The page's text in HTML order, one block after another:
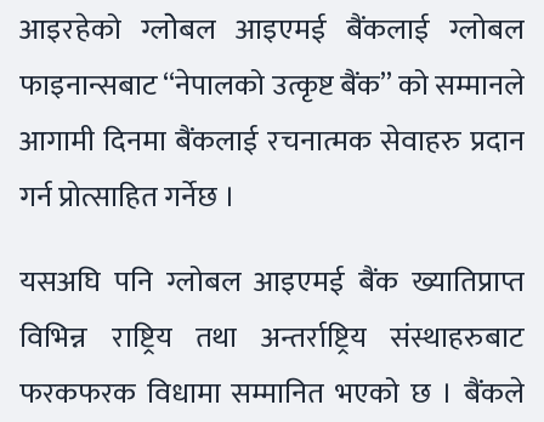
आइरहेको ग्लोेबल आइएमई बैंकलाई ग्लोबल
फाइनान्सबाट “नेपालको उत्कृष्ट बैंक” को सम्मानले
आगामी दिनमा बैंकलाई रचनात्मक सेवाहरु प्रदान
गर्न प्रोत्साहित गर्नेछ ।
यसअघि पनि ग्लोबल आइएमई बैंक ख्यातिप्राप्त
विभिन्न राष्ट्रिय तथा अन्तर्राष्ट्रिय संस्थाहरुबाट
फरकफरक विधामा सम्मानित भएको छ । बैंकले